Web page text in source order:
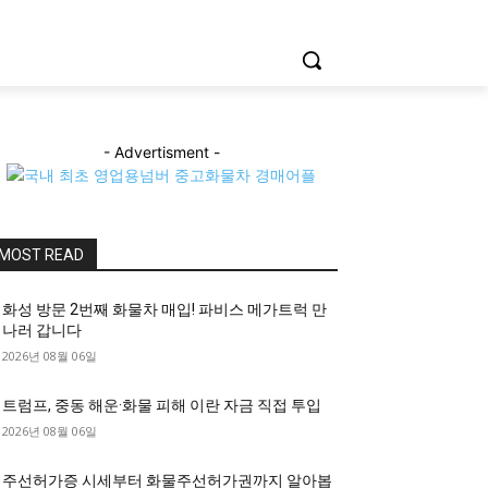
- Advertisment -
READ
화성 방문 2번째 화물차 매입! 파비스 메가트럭 만
나러 갑니다
2026년 08월 06일
트럼프, 중동 해운·화물 피해 이란 자금 직접 투입
2026년 08월 06일
주선허가증 시세부터 화물주선허가권까지 알아봅